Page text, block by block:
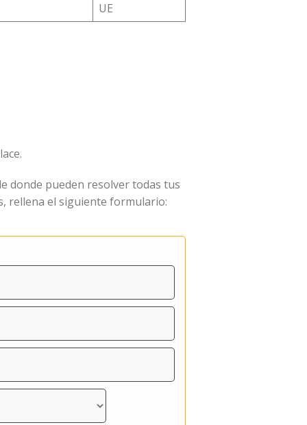
UE
donde pueden resolver todas tus
rellena el siguiente formulario: